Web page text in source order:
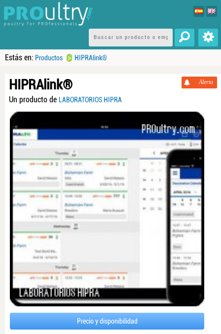
Estás en: Productos > HIPRAlink®
HIPRAlink® Alerta
Un producto de LABORATORIOS HIPRA
Precio y disponibilidad